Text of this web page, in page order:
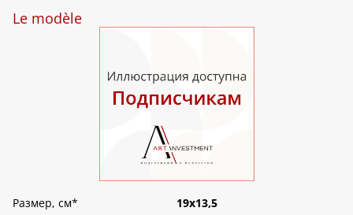
Le modèle
Размер, см*
19х13,5